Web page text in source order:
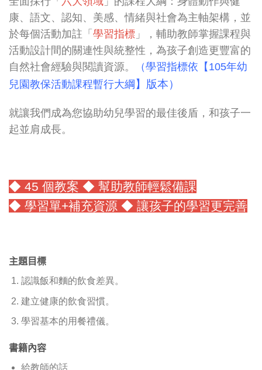
康、語文、認知、美感、情緒與社會為主軸架構，並
於每個活動加註「 學習指標 」，輔助教師掌握課程與
活動設計間的關連性與統整性，為孩子創造更豐富的
自然社會經驗與閱讀資源。
（學習指標依【105年幼
兒園教保活動課程暫行大綱 】 版本）
就讓我們成為您協助幼兒學習的最佳後盾，和孩子一
起並肩成長。
◆ 45 個教案 ◆ 幫助教師輕鬆備課
◆ 學習單+補充資源 ◆ 讓孩子的學習更完善
主題目標
認識飯和麵的飲食差異。
建立健康的飲食習慣。
學習基本的用餐禮儀。
書籍內容
給教師的話